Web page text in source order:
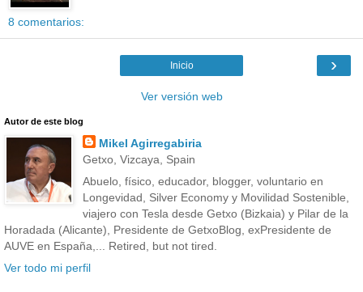
8 comentarios:
›
Inicio
Ver versión web
Autor de este blog
Mikel Agirregabiria
Getxo, Vizcaya, Spain
Abuelo, físico, educador, blogger, voluntario en
Longevidad, Silver Economy y Movilidad Sostenible,
viajero con Tesla desde Getxo (Bizkaia) y Pilar de la
Horadada (Alicante), Presidente de GetxoBlog, exPresidente de
AUVE en España,... Retired, but not tired.
Ver todo mi perfil